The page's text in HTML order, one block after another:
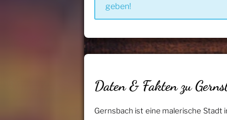
geben!
Daten & Fakten zu
Gernsbach ist eine malerische Stadt